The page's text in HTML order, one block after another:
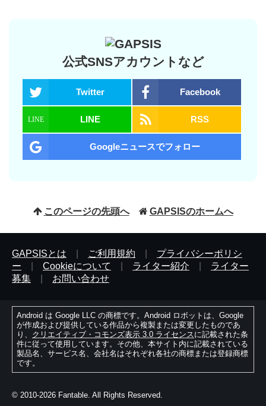
公式SNSアカウントなど
Twitter Facebook
LINE RSS
Googleニュースでフォロー
このページの先頭へ GAPSISのホームへ
GAPSISとは ご利用規約
プライバシーポリシ
ー
Cookieについて ライター紹介
ライター
募集
お問い合わせ
Android は Google LLC の商標です。Android ロボットは、Google
が作成および提供している作品から複製または変更したものであ
り、 クリエイティブ・コモンズ表示 3.0 ライセンスに記載された条
件に従って使用しています。その他、本サイト内に記載されている
製品名、サービス名、会社名はそれぞれ各社の商標または登録商標
です。
© 2010-2026 Fantable. All Rights Reserved.